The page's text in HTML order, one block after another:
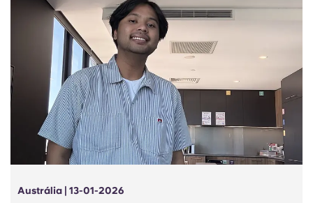
Austrália | 13-01-2026